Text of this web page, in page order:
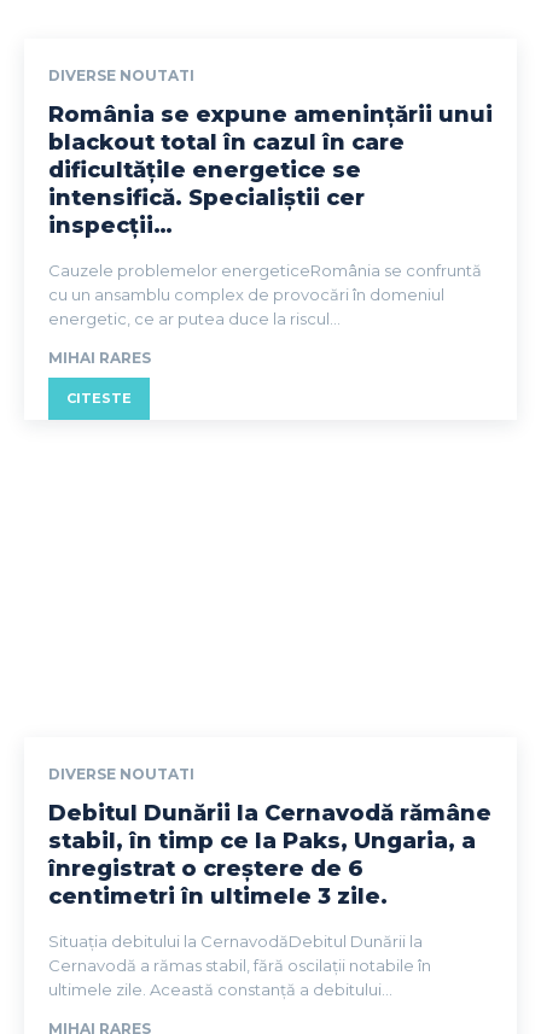
DIVERSE NOUTATI
România se expune amenințării unui
blackout total în cazul în care
dificultățile energetice se
intensifică. Specialiștii cer
inspecții…
Cauzele problemelor energeticeRomânia se confruntă
cu un ansamblu complex de provocări în domeniul
energetic, ce ar putea duce la riscul...
MIHAI RARES
CITESTE
DIVERSE NOUTATI
Debitul Dunării la Cernavodă rămâne
stabil, în timp ce la Paks, Ungaria, a
înregistrat o creștere de 6
centimetri în ultimele 3 zile.
Situația debitului la CernavodăDebitul Dunării la
Cernavodă a rămas stabil, fără oscilații notabile în
ultimele zile. Această constanță a debitului...
MIHAI RARES